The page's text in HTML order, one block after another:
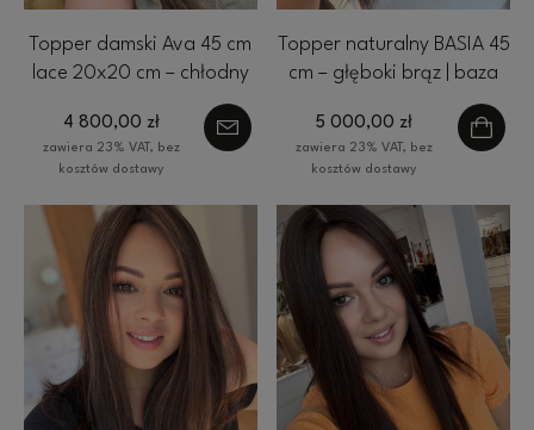
Topper damski Ava 45 cm
lace 20x20 cm – chłodny
brąz ombre, lekki,
naturalny efekt | HairLux
4 800,00 zł
zawiera 23% VAT, bez
kosztów dostawy
Topper naturalny BASIA 45
cm – głęboki brąz | baza
20x20 cm ultra flat front
5 000,00 zł
zawiera 23% VAT, bez
kosztów dostawy